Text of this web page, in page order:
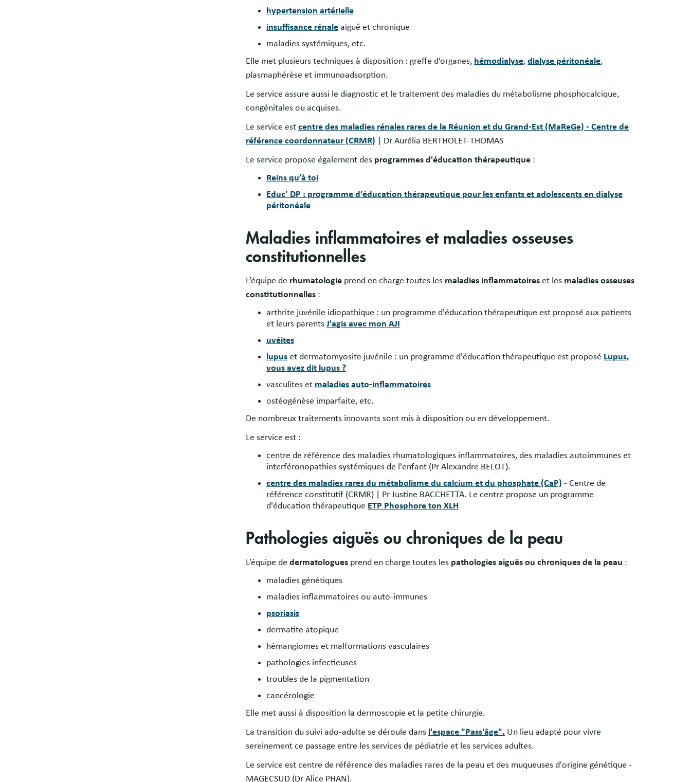
hypertension artérielle
insuffisance rénale aiguë et chronique
maladies systémiques, etc.
Elle met plusieurs techniques à disposition : greffe d’organes, hémodialyse,dialyse péritonéale,
plasmaphérèse et immunoadsorption.
Le service assure aussi le diagnostic et le traitement des maladies du métabolisme phosphocalcique,
congénitales ou acquises.
Le service estcentre des maladies rénales rares de la Réunion et du Grand-Est (MaReGe) - Centre de
référence coordonnateur (CRMR) | Dr Aurélia BERTHOLET-THOMAS
Le service propose également des programmes d'éducation thérapeutique :
Reins qu’à toi
Educ’ DP : programme d’éducation thérapeutique pour les enfants et adolescents en dialyse
péritonéale
Maladies inflammatoires et maladies osseuses
constitutionnelles
L’équipe de rhumatologie prend en charge toutes les maladies inflammatoireset les maladies osseuses
constitutionnelles :
arthrite juvénile idiopathique : un programme d'éducation thérapeutique est proposé aux patients
et leurs parentsJ'agis avec mon AJI
uvéites
lupus et dermatomyosite juvénile : un programme d'éducation thérapeutique est proposé Lupus,
vous avez dit lupus ?
vasculites et maladies auto-inflammatoires
ostéogénèse imparfaite, etc.
De nombreux traitements innovants sont mis à disposition ou en développement.
Le service est :
centre de référence des maladies rhumatologiques inflammatoires, des maladies autoimmunes et
interféronopathies systémiques de l'enfant (Pr Alexandre BELOT).
centre des maladies rares du métabolisme du calcium et du phosphate (CaP) - Centre de
référence constitutif (CRMR) | Pr Justine BACCHETTA. Le centre propose un programme
d'éducation thérapeutique ETP Phosphore ton XLH
Pathologies aiguës ou chroniques de la peau
L’équipe dedermatologues prend en charge toutes les pathologies aiguës ou chroniques de la peau :
maladies génétiques
maladies inflammatoires ou auto-immunes
psoriasis
dermatite atopique
hémangiomes et malformations vasculaires
pathologies infectieuses
troubles de la pigmentation
cancérologie
Elle met aussi à disposition la dermoscopie et la petite chirurgie.
La transition du suivi ado-adulte se déroule dans l'espace "Pass'âge". Un lieu adapté pour vivre
sereinement ce passage entre les services de pédiatrie et les services adultes.
Le service est centre de référence des maladies rares de la peau et des muqueuses d'origine génétique -
MAGECSUD (Dr Alice PHAN).